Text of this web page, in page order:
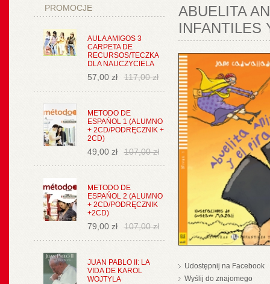
PROMOCJE
AULA AMIGOS 3
CARPETA DE
RECURSOS/TECZKA
DLA NAUCZYCIELA
57,00 zł 117,00 zł
METODO DE
ESPAŃOL 1 (ALUMNO
+ 2CD/PODRĘCZNIK +
2CD)
49,00 zł 107,00 zł
METODO DE
ESPAŃOL 2 (ALUMNO
+ 2CD/PODRĘCZNIK
+2CD)
79,00 zł 107,00 zł
JUAN PABLO II: LA
VIDA DE KAROL
WOJTYLA
ABUELITA
INFANTILES
Udostępnij na Facebook
Wyślij do znajomego